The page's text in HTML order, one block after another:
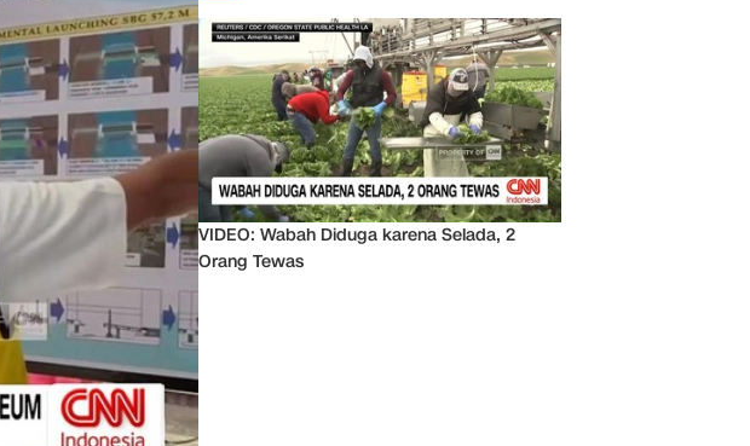
VIDEO: Wabah Diduga karena Selada, 2
Orang Tewas